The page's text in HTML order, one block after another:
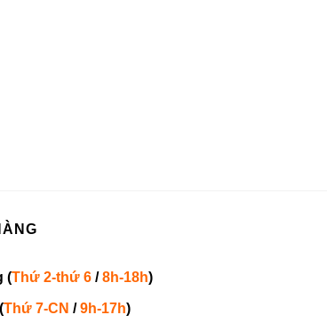
(Thứ 2-thứ 6 /8h-18h)
(Thứ 7-CN /9h-17h)